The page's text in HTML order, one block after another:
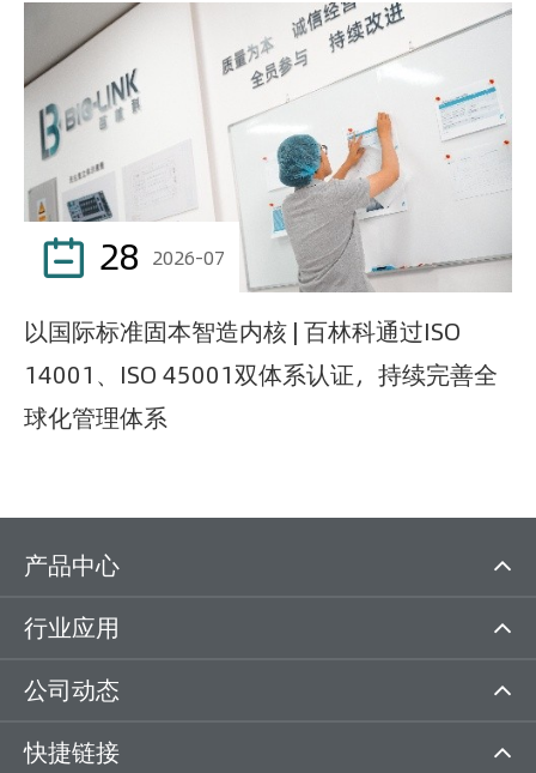
 28 2026-07
以国际标准固本智造内核 | 百林科通过ISO
14001、ISO 45001双体系认证，持续完善全
球化管理体系
产品中心
行业应用
公司动态
快捷链接